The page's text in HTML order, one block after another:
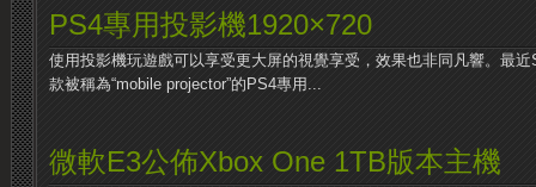
PS4專用投影機1920×720
使用投影機玩遊戲可以享受更大屏的視覺享受，效果也非同凡響。最
款被稱為“mobile projector”的PS4專用...
微軟E3公佈Xbox One 1TB版本主機